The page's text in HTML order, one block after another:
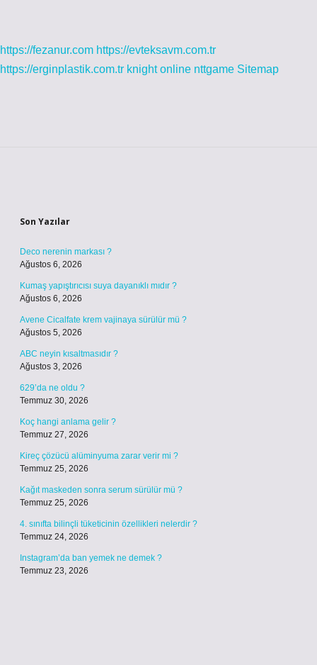
https://fezanur.com https://evteksavm.com.tr
https://erginplastik.com.tr knight online nttgame Sitemap
Son Yazılar
Deco nerenin markası ?
Ağustos 6, 2026
Kumaş yapıştırıcısı suya dayanıklı mıdır ?
Ağustos 6, 2026
Avene Cicalfate krem vajinaya sürülür mü ?
Ağustos 5, 2026
ABC neyin kısaltmasıdır ?
Ağustos 3, 2026
629’da ne oldu ?
Temmuz 30, 2026
Koç hangi anlama gelir ?
Temmuz 27, 2026
Kireç çözücü alüminyuma zarar verir mi ?
Temmuz 25, 2026
Kağıt maskeden sonra serum sürülür mü ?
Temmuz 25, 2026
4. sınıfta bilinçli tüketicinin özellikleri nelerdir ?
Temmuz 24, 2026
Instagram’da ban yemek ne demek ?
Temmuz 23, 2026